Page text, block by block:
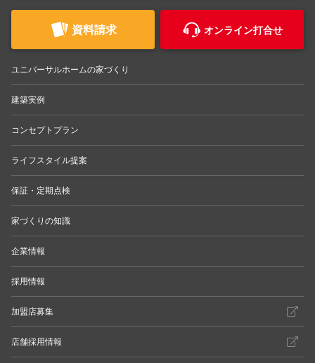
資料請求 オンライン打合せ
ユニバーサルホームの家づくり
建築実例
コンセプトプラン
ライフスタイル提案
保証・定期点検
家づくりの知識
企業情報
採用情報
加盟店募集
店舗採用情報